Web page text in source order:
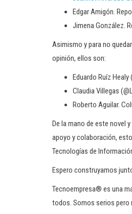
Edgar Amigón.
Jimena González.
Asimismo y para no
opinión, ellos son:
Eduardo Ruíz
Claudia Villegas
Roberto Aguilar.
De la mano de este novel
apoyo y colaboración,
Tecnologías de
Espero construyamos
Tecnoempresa® es una
todos. Somos serios pero